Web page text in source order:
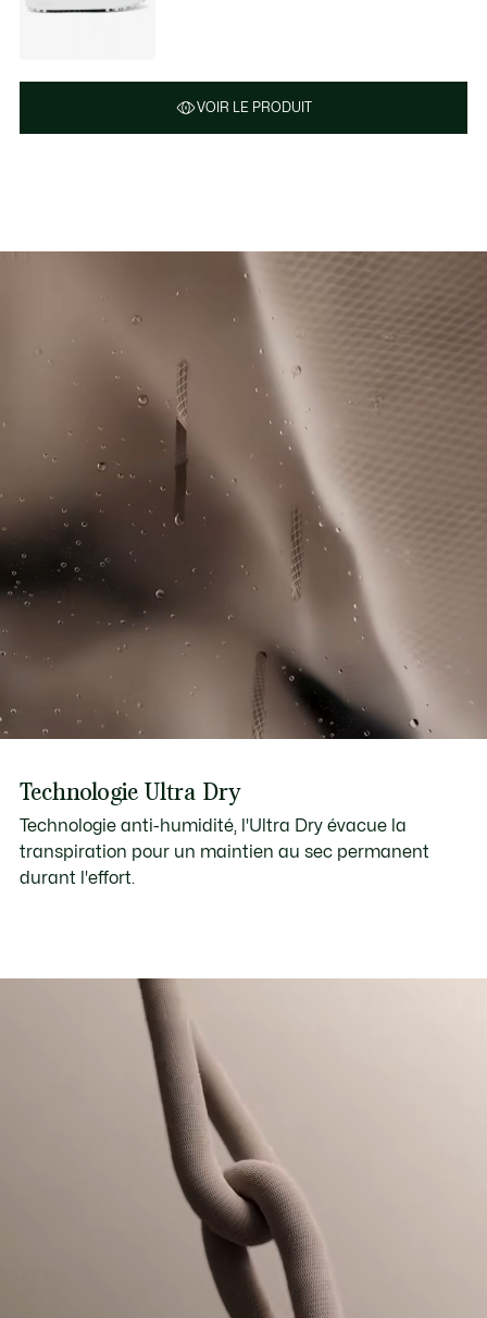
VOIR LE PRODUIT
Technologie Ultra Dry
Technologie anti-humidité, l'Ultra Dry évacue la
transpiration pour un maintien au sec permanent
durant l'effort.